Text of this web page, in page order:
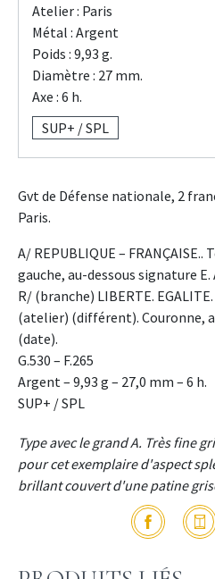
Atelier : Paris
Métal : Argent
Poids : 9,93 g.
Diamètre : 27 mm.
Axe : 6 h.
SUP+ / SPL
Gvt de Défense nationale, 2
Paris.
A/ REPUBLIQUE – FRANÇAISE..
gauche, au-dessous signature E.
R/ (branche) LIBERTE.
(atelier) (différent). Couronne,
(date).
G.530 – F.265
Argent – 9,93 g – 27,0 mm – 6 h.
SUP+ / SPL
Type avec le grand A. Très fine
pour cet exemplaire d'aspect
brillant couvert d'une patine